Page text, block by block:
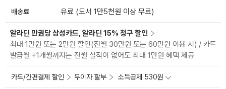
배송료 유료 (도서 1만5천원 이상 무료)
알라딘 만권당 삼성카드, 알라딘 15% 청구 할인
최대 1만원 또는 2만원 할인(전월 30만원 또는 60만원 이용 시) / 카드
발급월 +1개월까지는 전월 실적이 없어도 최대 1만원 혜택 제공
카드/간편결제 할인 무이자 할부 소득공제 530원